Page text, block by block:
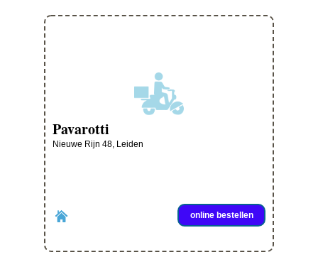
Pavarotti
Nieuwe Rijn 48, Leiden
online bestellen